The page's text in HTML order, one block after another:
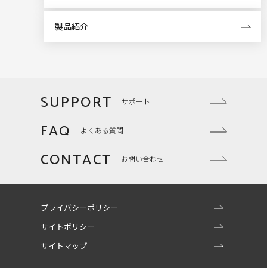
製品紹介
SUPPORT サポート
FAQ よくある質問
CONTACT お問い合わせ
プライバシーポリシー
サイトポリシー
サイトマップ